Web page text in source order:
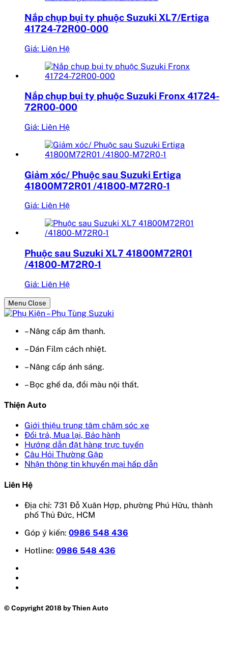
Nắp chụp bụi ty phuộc Suzuki XL7/Ertiga
41724-72R00-000
Giá: Liên Hệ
Nắp chụp bụi ty phuộc Suzuki Fronx 41724-
72R00-000
Giá: Liên Hệ
Giảm xóc/ Phuộc sau Suzuki Ertiga
41800M72R01 /41800-M72R0-1
Giá: Liên Hệ
Phuộc sau Suzuki XL7 41800M72R01
/41800-M72R0-1
Giá: Liên Hệ
Menu Close
– Nâng cấp âm thanh.
– Dán Film cách nhiệt.
– Nâng cấp ánh sáng.
– Bọc ghế da, đổi màu nội thất.
Thiện Auto
Giới thiệu trung tâm chăm sóc xe
Đổi trả, Mua lại, Bảo hành
Hướng dẫn đặt hàng trực tuyến
Câu Hỏi Thường Gặp
Nhận thông tin khuyến mại hấp dẫn
Liên Hệ
Địa chỉ: 731 Đỗ Xuân Hợp, phường Phú Hữu, thành
phố Thủ Đức, HCM
Góp ý kiến: 0986 548 436
Hotline: 0986 548 436
© Copyright 2018 by Thien Auto